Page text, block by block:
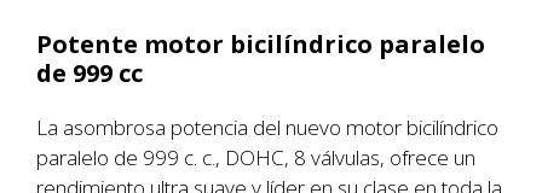
Potente motor bicilíndrico paralelo
de 999 cc
La asombrosa potencia del nuevo motor bicilíndrico
paralelo de 999 c. c., DOHC, 8 válvulas, ofrece un